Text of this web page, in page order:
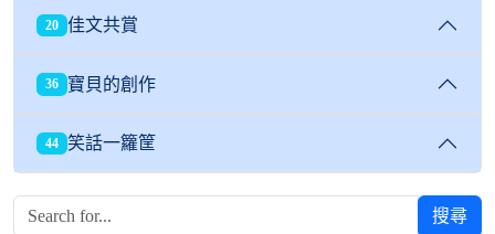
20 佳文共賞
36 寶貝的創作
44 笑話一籮筐
搜尋